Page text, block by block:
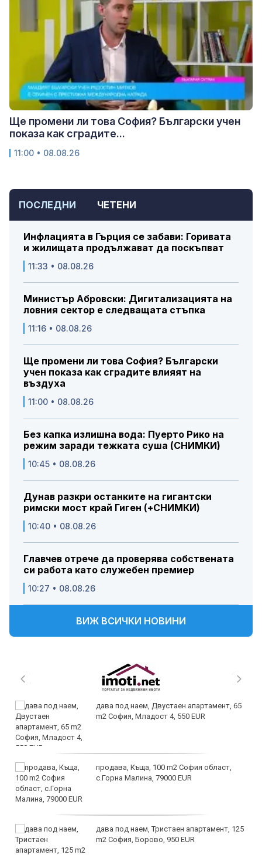
ПОСЛЕДНИ ЧЕТЕНИ
Инфлацията в Гърция се забави: Горивата
и жилищата продължават да поскъпват
11:33 • 08.08.26
Министър Абровски: Дигитализацията на
ловния сектор е следващата стъпка
11:16 • 08.08.26
Ще промени ли това София? Български
учен показа как сградите влияят на
въздуха
11:00 • 08.08.26
Без капка излишна вода: Пуерто Рико на
режим заради тежката суша (СНИМКИ)
10:45 • 08.08.26
Дунав разкри останките на гигантски
римски мост край Гиген (+СНИМКИ)
10:40 • 08.08.26
Главчев отрече да проверява собствената
си работа като служебен премиер
10:27 • 08.08.26
ВИЖ ВСИЧКИ НОВИНИ
дава под наем, Двустаен апартамент, 65
m2 София, Младост 4, 550 EUR
продава, Къща, 100 m2 София област,
с.Горна Малина, 79000 EUR
дава под наем, Тристаен апартамент, 125
m2 София, Борово, 950 EUR
Ще промени ли това София? Български учен
показа как сградите...
11:00 • 08.08.26